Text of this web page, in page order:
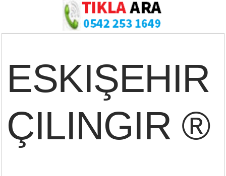
ESKIŞEHIR
ÇILINGIR ®